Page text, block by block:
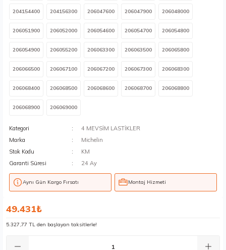
204154400 204156300 206047600 206047900 206048000
206051900 206052000 206054600 206054700 206054800
206054900 206055200 206063300 206063500 206065800
206066500 206067100 206067200 206067300 206068300
206068400 206068500 206068600 206068700 206068800
206068900 206069000
Kategori
4 MEVSİM LASTİKLER
Marka
Michelin
Stok Kodu
KM
Garanti Süresi
24 Ay
Aynı Gün Kargo Fırsatı Montaj Hizmeti
49.431₺
5.327,77 TL den başlayan taksitlerle!